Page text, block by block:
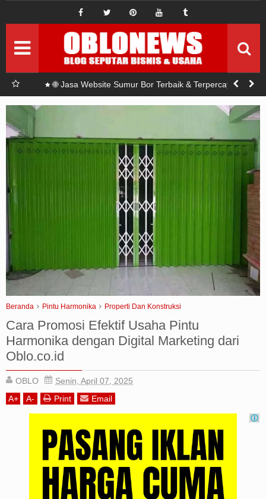
🌐 Jasa Website Sumur Bor Terbaik & Terpercaya di
Indonesia
Beranda Pintu Harmonika Properti Dan Konstruksi
Cara Promosi Efektif Usaha Pintu
Harmonika dengan Digital Marketing dari
Oblo.co.id
OBLO
Senin, April 07, 2025
A+ A- Print Email
ide bisnis baru
Pemasaran Setrategi Pemasaran
Permodalan Seputar modal
Investasi Seputar Investasi
Sponsord Artikel Sponsord
Privacy Policy
Iklan
Sitemap